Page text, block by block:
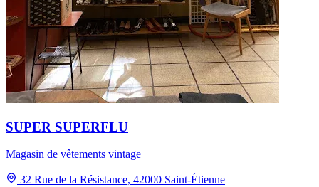
SUPER SUPERFLU
Magasin de vêtements vintage
32 Rue de la Résistance, 42000 Saint-Étienne